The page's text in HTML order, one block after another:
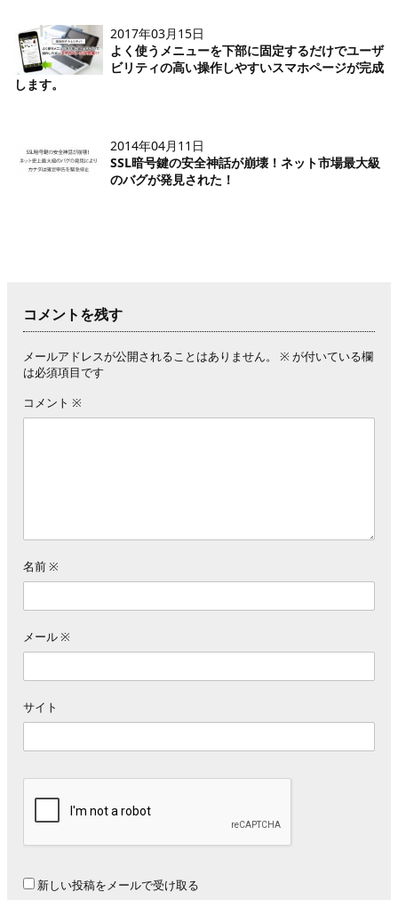
2017年03月15日
よく使うメニューを下部に固定するだけでユーザ
ビリティの高い操作しやすいスマホページが完成
します。
2014年04月11日
SSL暗号鍵の安全神話が崩壊！ネット市場最大級
のバグが発見された！
コメントを残す
メールアドレスが公開されることはありません。 ※ が付いている欄
は必須項目です
コメント ※
名前※
メール※
サイト
新しい投稿をメールで受け取る